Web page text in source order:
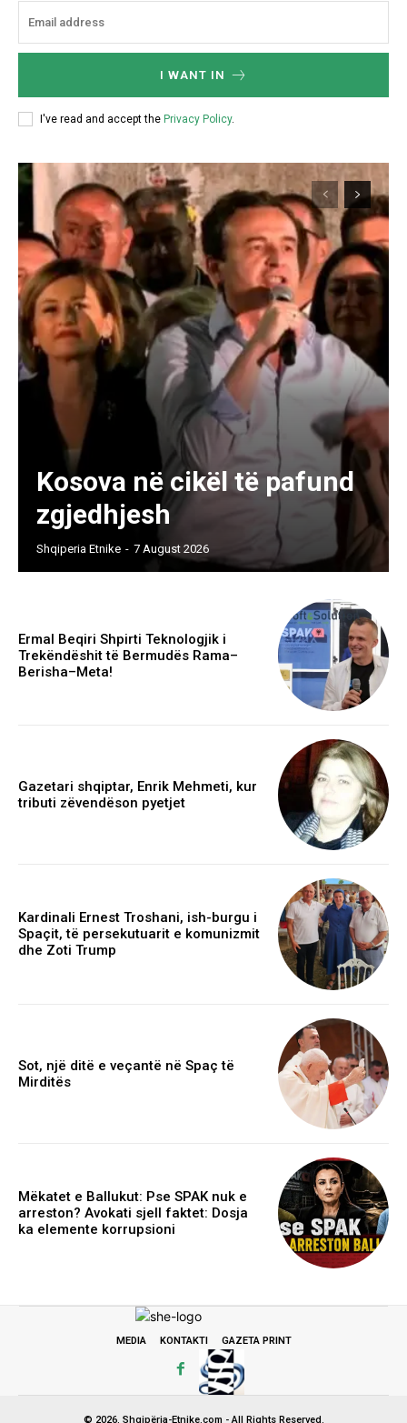
I WANT IN
I've read and accept the Privacy Policy.
Kosova në cikël të pafund
zgjedhjesh
Shqiperia Etnike - 7 August 2026
Ermal Beqiri Shpirti Teknologjik i
Trekëndëshit të Bermudës Rama–
Berisha–Meta!
Gazetari shqiptar, Enrik Mehmeti, kur
tributi zëvendëson pyetjet
Kardinali Ernest Troshani, ish-burgu i
Spaçit, të persekutuarit e komunizmit
dhe Zoti Trump
Sot, një ditë e veçantë në Spaç të
Mirditës
Mëkatet e Ballukut: Pse SPAK nuk e
arreston? Avokati sjell faktet: Dosja
ka elemente korrupsioni
MEDIA KONTAKTI GAZETA PRINT
© 2026. Shqipëria-Etnike.com - All Rights Reserved.